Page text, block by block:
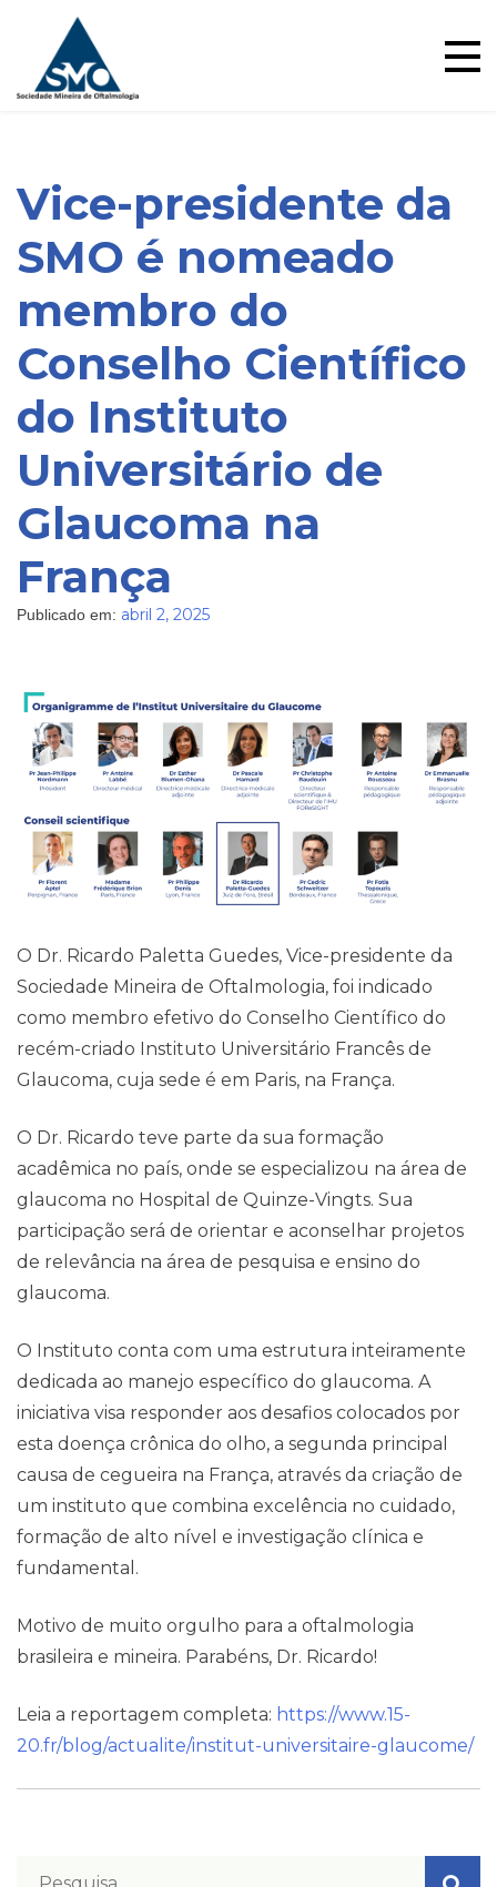
content
Blog
Pareceres Jurídicos
Vice-presidente da
SMO é nomeado
membro do
Conselho Científico
do Instituto
Universitário de
Glaucoma na
França
Publicado em: abril 2, 2025
O Dr. Ricardo Paletta Guedes, Vice-presidente da
Sociedade Mineira de Oftalmologia, foi indicado
como membro efetivo do Conselho Científico do
recém-criado Instituto Universitário Francês de
Glaucoma, cuja sede é em Paris, na França.
O Dr. Ricardo teve parte da sua formação
acadêmica no país, onde se especializou na área de
glaucoma no Hospital de Quinze-Vingts. Sua
participação será de orientar e aconselhar projetos
de relevância na área de pesquisa e ensino do
glaucoma.
O Instituto conta com uma estrutura inteiramente
dedicada ao manejo específico do glaucoma. A
iniciativa visa responder aos desafios colocados por
esta doença crônica do olho, a segunda principal
causa de cegueira na França, através da criação de
um instituto que combina excelência no cuidado,
formação de alto nível e investigação clínica e
fundamental.
Motivo de muito orgulho para a oftalmologia
brasileira e mineira. Parabéns, Dr. Ricardo!
Leia a reportagem completa: https://www.15-
20.fr/blog/actualite/institut-universitaire-glaucome/